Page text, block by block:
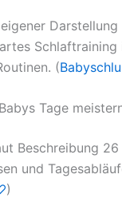
(
Tage
Beschreibung
und
)